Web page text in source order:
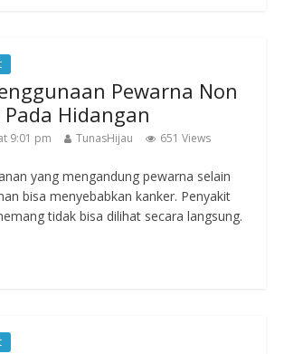
Pewarna Non
Hidangan
9:01 pm TunasHijau 651 Views
yang mengandung pewarna selain
bisa menyebabkan kanker. Penyakit
tidak bisa dilihat secara langsung.